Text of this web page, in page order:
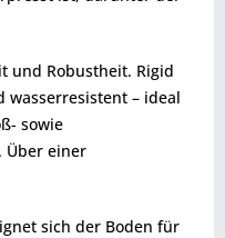
und Robustheit. Rigid
wasserresistent – ideal
sowie
Über einer
sich der Boden für